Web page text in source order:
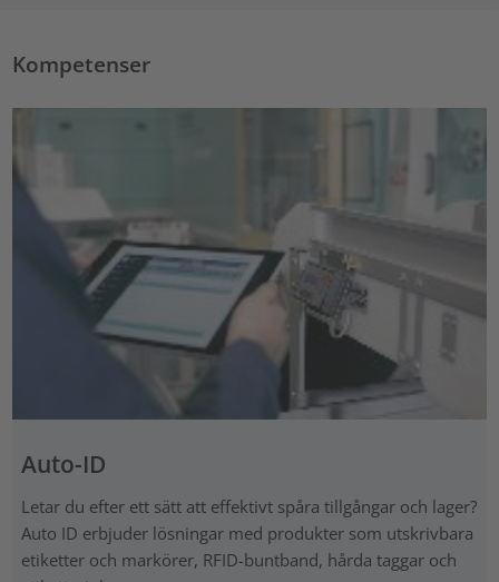
Kompetenser
Auto-ID
Letar du efter ett sätt att effektivt spåra tillgångar och lager?
Auto ID erbjuder lösningar med produkter som utskrivbara
etiketter och markörer, RFID-buntband, hårda taggar och